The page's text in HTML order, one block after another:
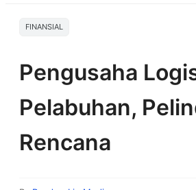
FINANSIAL
Pengusaha
Pelabuhan,
Rencana